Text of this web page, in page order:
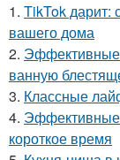
1. TikTok дарит:
вашего дома
2. Эффективные
ванную
3. Классные
4. Эффективные
короткое время